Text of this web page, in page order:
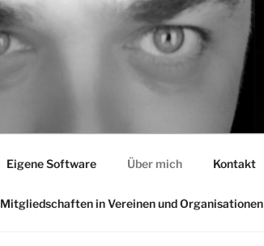
Eigene Software Über mich Kontakt
Mitgliedschaften in Vereinen und Organisationen